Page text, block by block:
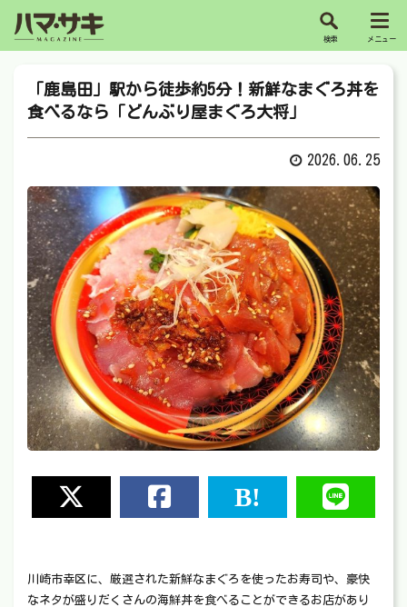
「鹿島田」駅から徒歩約5分！新鮮なまぐろ丼を
食べるなら「どんぶり屋まぐろ大将」
2026.06.25
川崎市幸区に、厳選された新鮮なまぐろを使ったお寿司や、豪快
なネタが盛りだくさんの海鮮丼を食べることができるお店があり